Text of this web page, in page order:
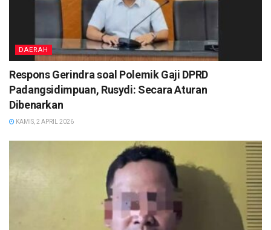
DAERAH
Respons Gerindra soal Polemik Gaji DPRD
Padangsidimpuan, Rusydi: Secara Aturan
Dibenarkan
KAMIS, 2 APRIL 2026